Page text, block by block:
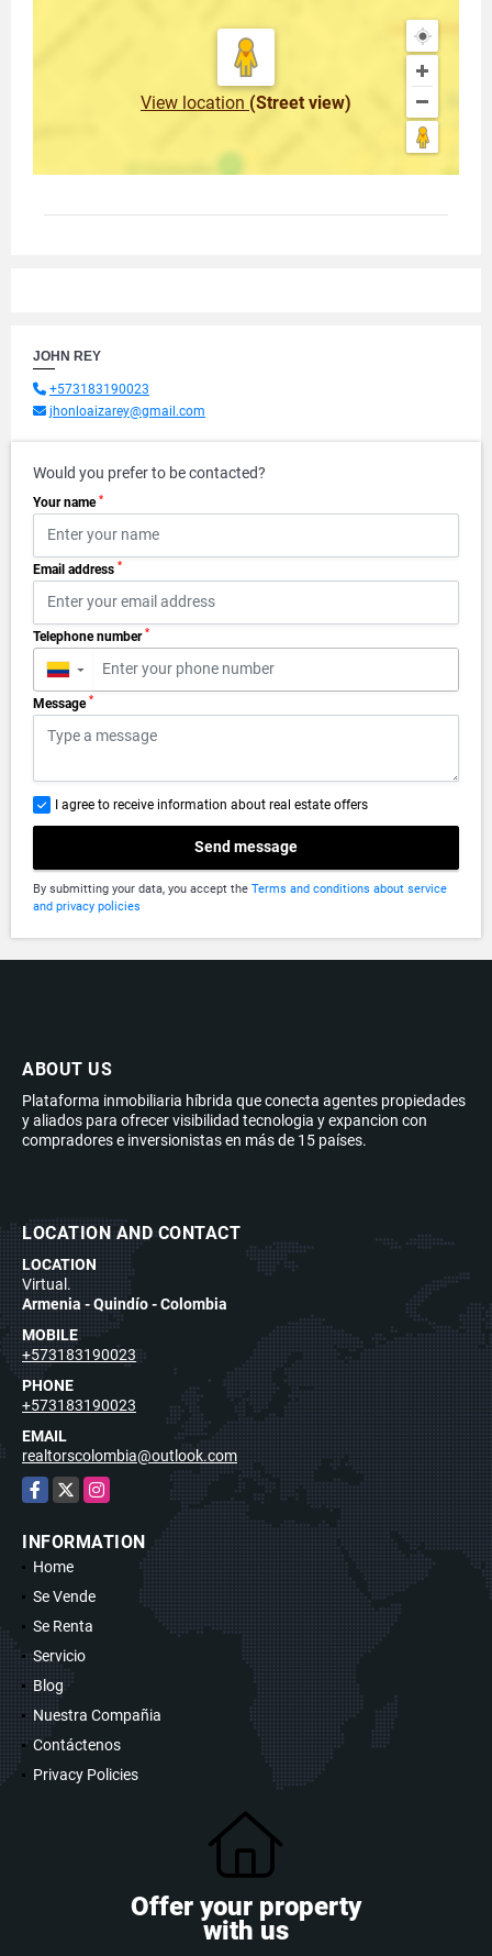
View location (Street view)
JOHN REY
+573183190023
jhonloaizarey@gmail.com
Would you prefer to be contacted?
Your name *
Email address *
Telephone number *
▼
Message *
I agree to receive information about real estate offers
Send message
By submitting your data, you accept the Terms and conditions about service
and privacy policies
ABOUT US
Plataforma inmobiliaria híbrida que conecta agentes propiedades
y aliados para ofrecer visibilidad tecnologia y expancion con
compradores e inversionistas en más de 15 países.
LOCATION AND CONTACT
LOCATION
Virtual.
Armenia - Quindío - Colombia
MOBILE
+573183190023
PHONE
+573183190023
EMAIL
realtorscolombia@outlook.com
Facebook
X Instagram
INFORMATION
Home
Se Vende
Se Renta
Servicio
Blog
Nuestra Compañia
Contáctenos
Privacy Policies
Offer your property
with us